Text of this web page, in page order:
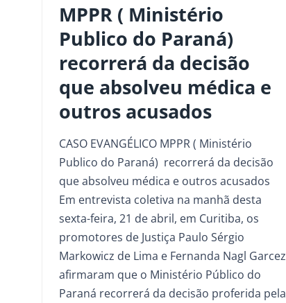
MPPR ( Ministério
Publico do Paraná)
recorrerá da decisão
que absolveu médica e
outros acusados
CASO EVANGÉLICO MPPR ( Ministério
Publico do Paraná) recorrerá da decisão
que absolveu médica e outros acusados
Em entrevista coletiva na manhã desta
sexta-feira, 21 de abril, em Curitiba, os
promotores de Justiça Paulo Sérgio
Markowicz de Lima e Fernanda Nagl Garcez
afirmaram que o Ministério Público do
Paraná recorrerá da decisão proferida pela